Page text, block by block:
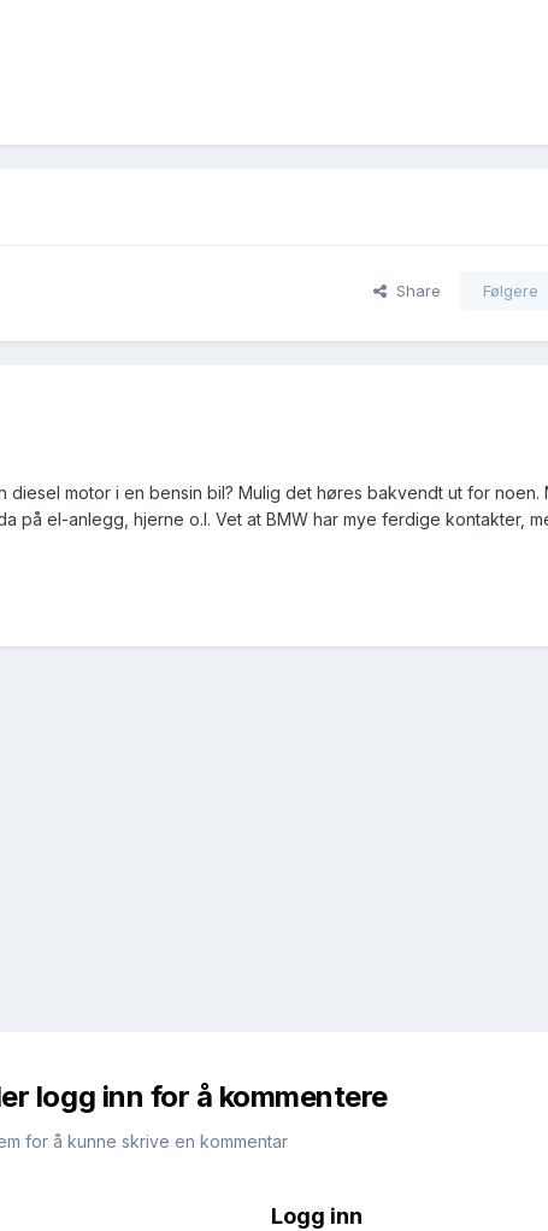
Share Følgere
diesel motor i en bensin bil? Mulig det høres bakvendt ut for noen.
på el-anlegg, hjerne o.l. Vet at BMW har mye ferdige kontakter,
logg inn for å kommentere
for å kunne skrive en kommentar
Logg inn